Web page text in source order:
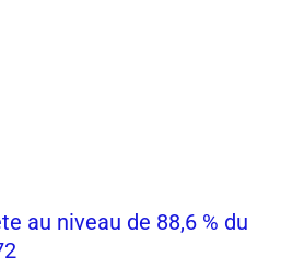
au niveau de 88,6 % du